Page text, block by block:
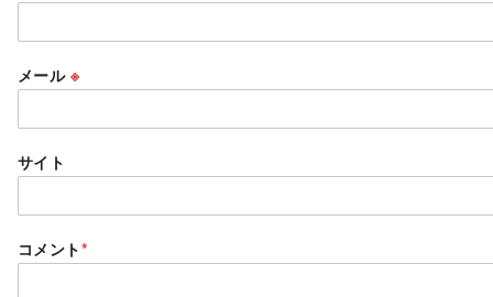
メール ※
サイト
コメント*